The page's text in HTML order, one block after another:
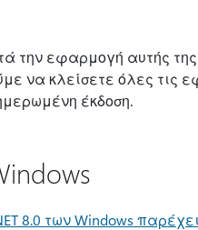
την εφαρμογή αυτής
να κλείσετε όλες τις
έκδοση.
8.0 των Windows παρέχει